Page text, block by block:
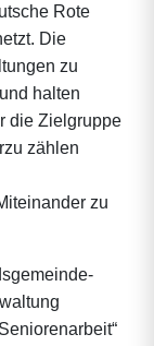
Rote
Die
zu
halten
die Zielgruppe
zählen
zu